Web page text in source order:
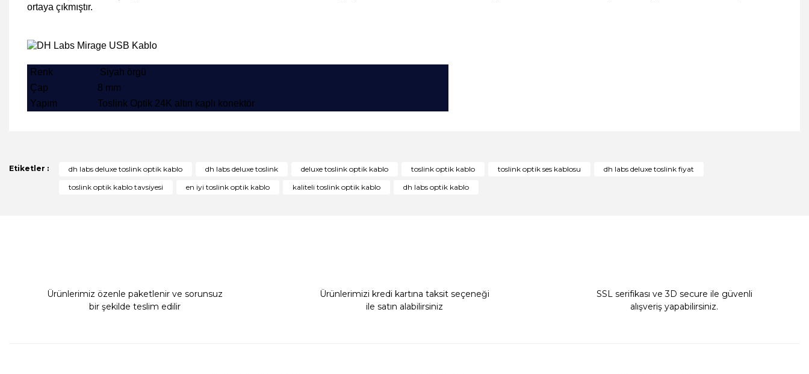
ortaya çıkmıştır.
Renk
Siyah örgü
Çap
8 mm
Yapım
Toslink Optik 24K altın kaplı konektör
Yorum Yaz
Ürün bilgilerinde hatalar bulunuyor.
Gönder
Etiketler : dh labs deluxe toslink optik kablo dh labs deluxe toslink deluxe toslink optik kablo toslink optik kablo toslink optik ses kablosu
dh labs deluxe toslink fiyat
toslink optik kablo tavsiyesi
en iyi toslink optik kablo kaliteli toslink optik kablo dh labs optik kablo
Ürünlerimiz özenle paketlenir ve sorunsuz
bir şekilde teslim edilir
Ürünlerimizi kredi kartına taksit seçeneği
ile satın alabilirsiniz
SSL serifikası ve 3D secure ile güvenli
alışveriş yapabilirsiniz.